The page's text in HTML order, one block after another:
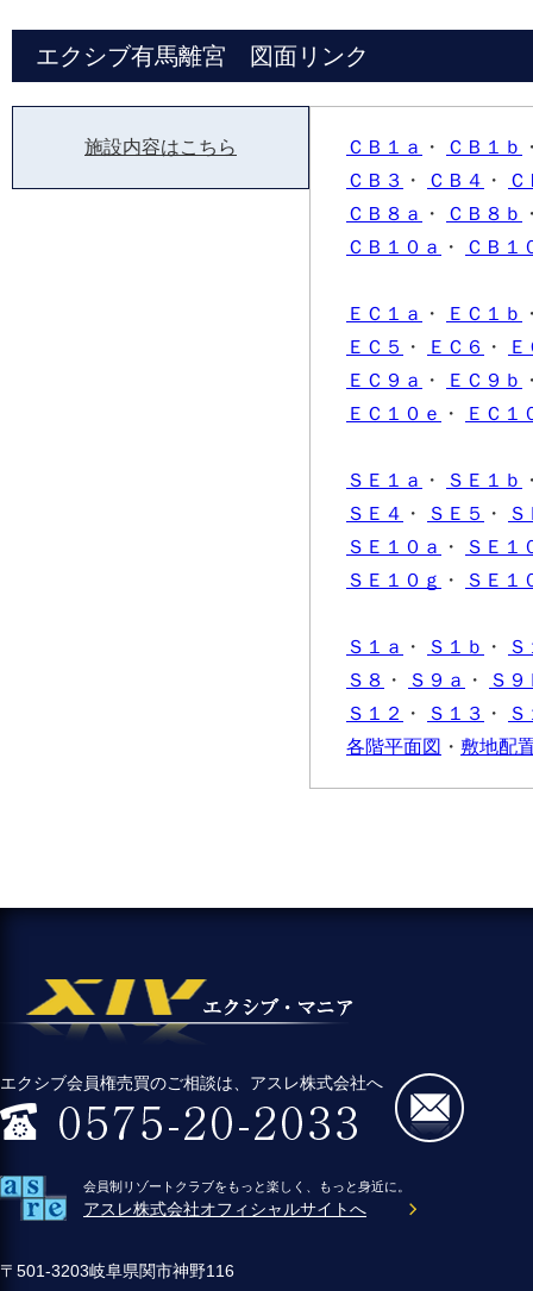
エクシブ有馬離宮 図面リンク
施設内容はこちら ＣＢ１ａ ・ ＣＢ１ｂ
ＣＢ３ ・ ＣＢ４ ・
ＣＢ８ａ
・ ＣＢ８ｂ
ＣＢ１０ａ
・ ＣＢ１
ＥＣ１ａ ・ ＥＣ１ｂ
ＥＣ５
・ ＥＣ６ ・
ＥＣ９ａ
・ ＥＣ９ｂ
ＥＣ１０ｅ
・ ＥＣ１
ＳＥ１ａ ・ ＳＥ１ｂ
ＳＥ４ ・ ＳＥ５ ・
ＳＥ１０ａ
・
ＳＥ１
ＳＥ１０ｇ
・ ＳＥ１
Ｓ１ａ ・ Ｓ１ｂ ・
Ｓ８ ・ Ｓ９ａ ・
Ｓ９
Ｓ１２
・ Ｓ１３ ・
各階平面図 ・ 敷地配
エクシブ会員権売買のご相談は、アスレ株式会社へ
会員制リゾートクラブをもっと楽しく、もっと身近に。
アスレ株式会社オフィシャルサイトへ
〒501-3203岐阜県関市神野116